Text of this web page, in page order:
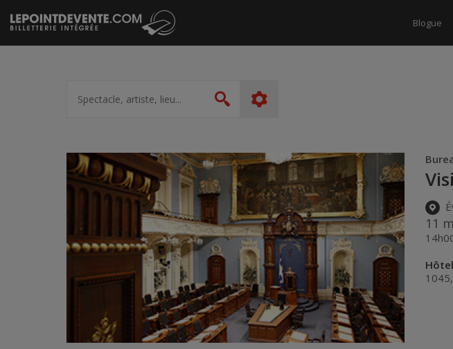
Passer
au
contenu
Blogue
artiste,
lieu...
Rechercher
11